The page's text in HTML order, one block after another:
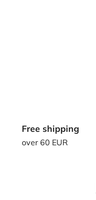
Free shipping
over 60 EUR